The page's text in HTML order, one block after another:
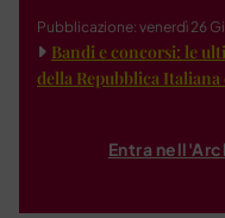
Pubblicazione: venerdì 26
Bandi e concorsi: le
della Repubblica Italiana
Entra